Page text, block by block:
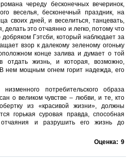
череду бесконечных вечеринок,
веселья, бесконечный праздник, на
своих дней, и веселиться, танцевать,
делать это отчаянно и легко, потому что
добряком Гэтсби, который наблюдает за
взор к далекому зеленому огоньку
конце залива и думает о той
отдать жизнь, и которая, возможно,
нем мощным огнем горит надежда, его
потребительского образа
о великом чувстве – любви, и те, кто
из «красивой жизни», должны
горькая суровая правда, способная
и разрушить его жизнь до
Оценка: 9